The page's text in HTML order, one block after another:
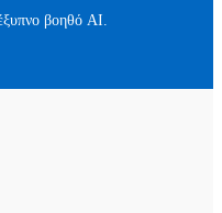
βοηθό AI.